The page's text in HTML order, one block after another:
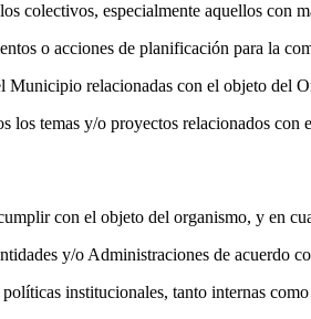
colectivos, especialmente aquellos con
o acciones de planificación para la
Municipio relacionadas con el objeto del
los temas y/o proyectos relacionados
con el objeto del organismo, y en
y/o Administraciones de acuerdo
institucionales, tanto internas